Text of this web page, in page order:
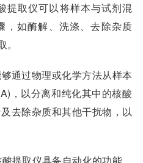
取仪可以将样本与试剂混
，如酶解、洗涤、去除杂质
过物理或化学方法从样本
，以分离和纯化其中的核酸
去除杂质和其他干扰物，以